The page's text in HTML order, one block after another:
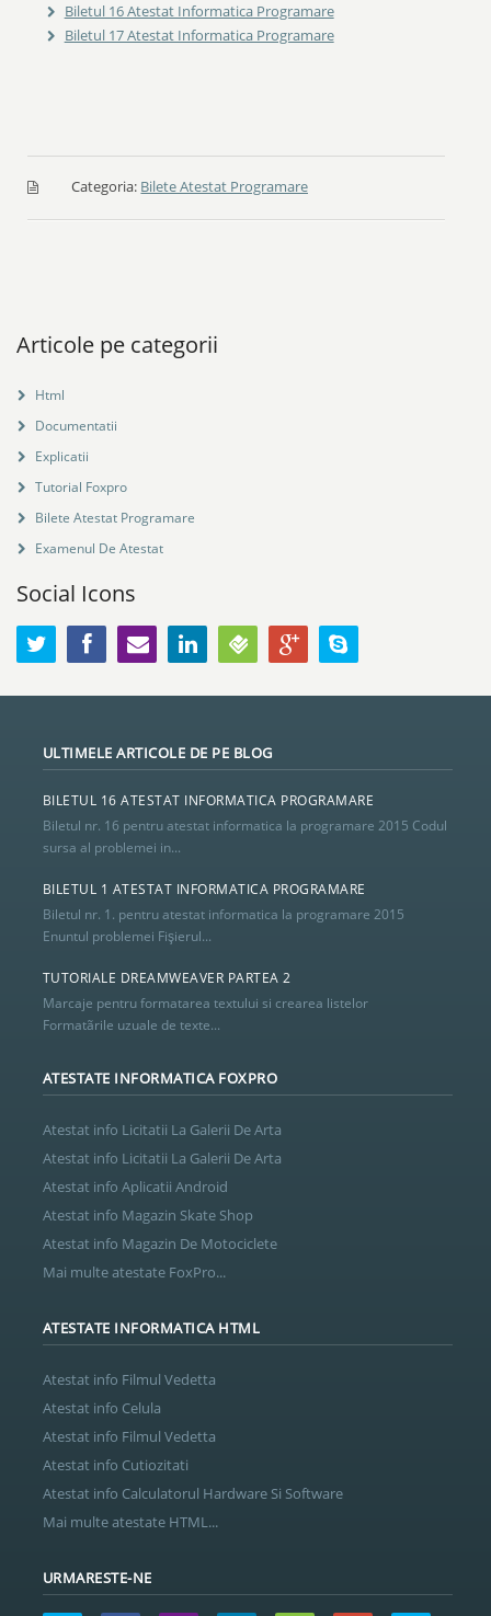
Biletul 16 Atestat Informatica Programare
Biletul 17 Atestat Informatica Programare
Categoria: Bilete Atestat Programare
Articole pe categorii
Html
Documentatii
Explicatii
Tutorial Foxpro
Bilete Atestat Programare
Examenul De Atestat
Social Icons
ULTIMELE ARTICOLE DE PE BLOG
BILETUL 16 ATESTAT INFORMATICA PROGRAMARE
Biletul nr. 16 pentru atestat informatica la programare 2015 Codul
sursa al problemei in...
BILETUL 1 ATESTAT INFORMATICA PROGRAMARE
Biletul nr. 1. pentru atestat informatica la programare 2015
Enuntul problemei Fişierul...
TUTORIALE DREAMWEAVER PARTEA 2
Marcaje pentru formatarea textului si crearea listelor
Formatãrile uzuale de texte...
ATESTATE INFORMATICA FOXPRO
Atestat info Licitatii La Galerii De Arta
Atestat info Licitatii La Galerii De Arta
Atestat info Aplicatii Android
Atestat info Magazin Skate Shop
Atestat info Magazin De Motociclete
Mai multe atestate FoxPro...
ATESTATE INFORMATICA HTML
Atestat info Filmul Vedetta
Atestat info Celula
Atestat info Filmul Vedetta
Atestat info Cutiozitati
Atestat info Calculatorul Hardware Si Software
Mai multe atestate HTML...
URMARESTE-NE